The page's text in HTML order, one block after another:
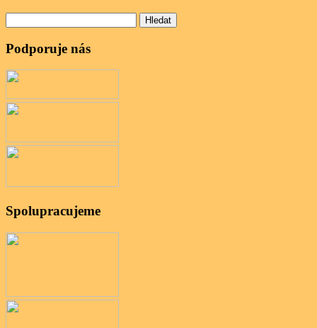
Podporuje nás
Spolupracujeme